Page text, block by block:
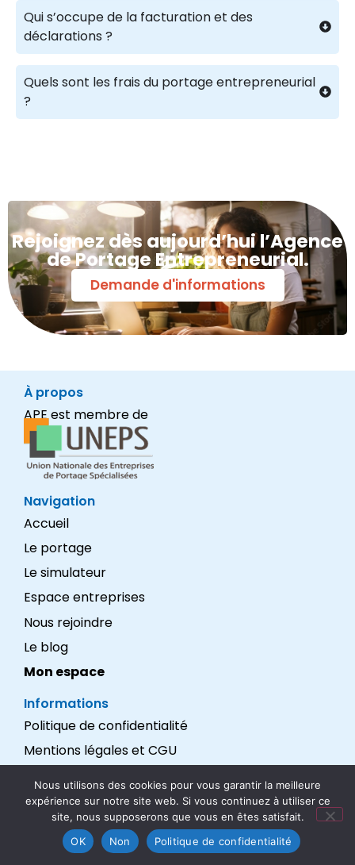
Qui s’occupe de la facturation et des
déclarations ?
Quels sont les frais du portage entrepreneurial
?
Rejoignez dès aujourd’hui l’Agence
de Portage Entrepreneurial.
Demande d'informations
À propos
APE est membre de
Navigation
Accueil
Le portage
Le simulateur
Espace entreprises
Nous rejoindre
Le blog
Mon espace
Informations
Politique de confidentialité
Mentions légales et CGU
Nous suivre
Nous utilisons des cookies pour vous garantir la meilleure
expérience sur notre site web. Si vous continuez à utiliser ce
site, nous supposerons que vous en êtes satisfait.
OK
Non Politique de confidentialité